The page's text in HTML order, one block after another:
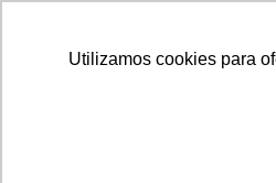
Utilizamos cookies para